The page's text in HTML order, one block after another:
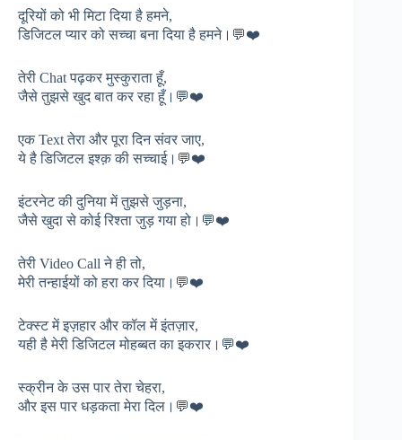
दूरियों को भी मिटा दिया है हमने,
डिजिटल प्यार को सच्चा बना दिया है हमने।💬❤️
तेरी Chat पढ़कर मुस्कुराता हूँ,
जैसे तुझसे खुद बात कर रहा हूँ।💬❤️
एक Text तेरा और पूरा दिन संवर जाए,
ये है डिजिटल इश्क़ की सच्चाई।💬❤️
इंटरनेट की दुनिया में तुझसे जुड़ना,
जैसे खुदा से कोई रिश्ता जुड़ गया हो।💬❤️
तेरी Video Call ने ही तो,
मेरी तन्हाईयों को हरा कर दिया।💬❤️
टेक्स्ट में इज़हार और कॉल में इंतज़ार,
यही है मेरी डिजिटल मोहब्बत का इकरार।💬❤️
स्क्रीन के उस पार तेरा चेहरा,
और इस पार धड़कता मेरा दिल।💬❤️